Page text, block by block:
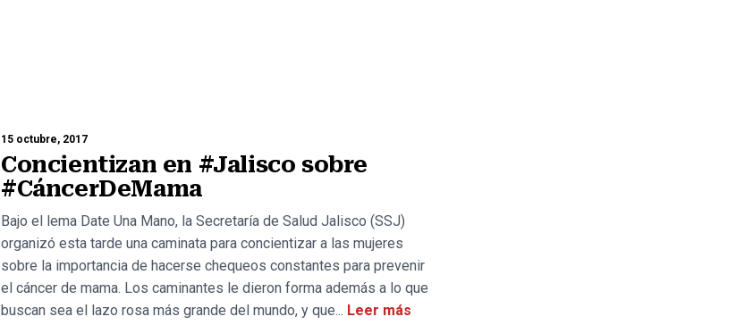
15 octubre, 2017
Concientizan en #Jalisco sobre
#CáncerDeMama
Bajo el lema Date Una Mano, la Secretaría de Salud Jalisco (SSJ)
organizó esta tarde una caminata para concientizar a las mujeres
sobre la importancia de hacerse chequeos constantes para prevenir
el cáncer de mama. Los caminantes le dieron forma además a lo que
buscan sea el lazo rosa más grande del mundo, y que... Leer más